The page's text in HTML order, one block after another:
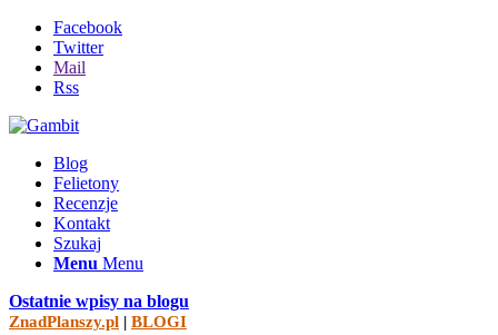
Facebook
Twitter
Mail
Rss
Blog
Felietony
Recenzje
Kontakt
Szukaj
Menu Menu
Ostatnie wpisy na blogu
ZnadPlanszy.pl | BLOGI